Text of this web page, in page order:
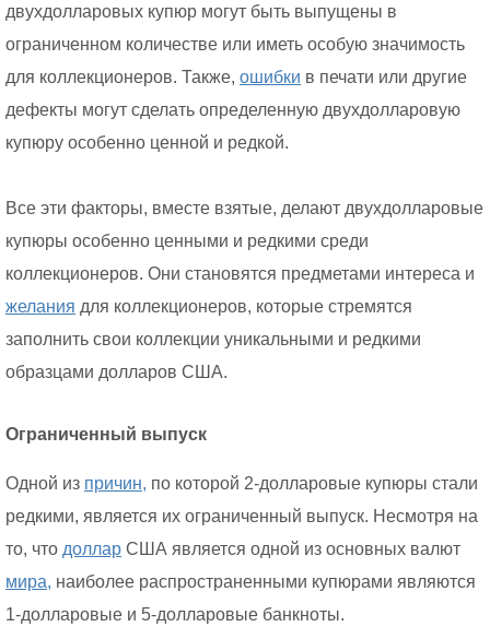
двухдолларовых купюр могут быть выпущены в
ограниченном количестве или иметь особую значимость
для коллекционеров. Также, ошибки в печати или другие
дефекты могут сделать определенную двухдолларовую
купюру особенно ценной и редкой.
Все эти факторы, вместе взятые, делают двухдолларовые
купюры особенно ценными и редкими среди
коллекционеров. Они становятся предметами интереса и
желания для коллекционеров, которые стремятся
заполнить свои коллекции уникальными и редкими
образцами долларов США.
Ограниченный выпуск
Одной из причин, по которой 2-долларовые купюры стали
редкими, является их ограниченный выпуск. Несмотря на
то, что доллар США является одной из основных валют
мира, наиболее распространенными купюрами являются
1-долларовые и 5-долларовые банкноты.